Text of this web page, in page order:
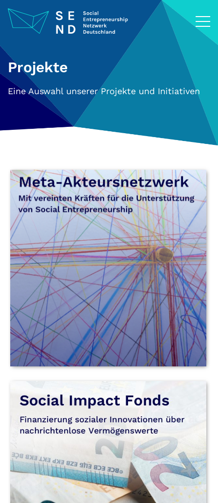
Inhalt
springen
Projekte
Eine Auswahl unserer Projekte und Initiativen